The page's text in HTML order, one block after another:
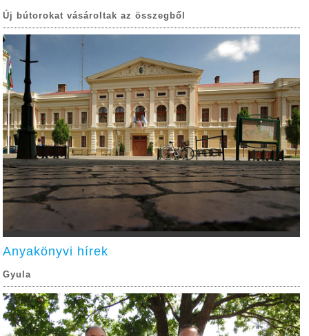
Új bútorokat vásároltak az összegből
Anyakönyvi hírek
Gyula